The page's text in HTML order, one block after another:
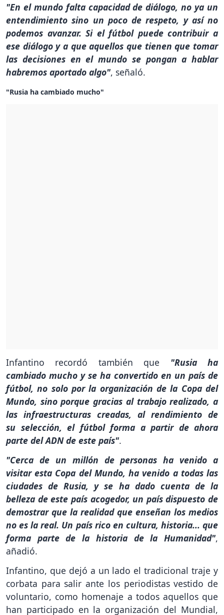
"En el mundo falta capacidad de diálogo, no ya un
entendimiento sino un poco de respeto, y así no
podemos avanzar. Si el fútbol puede contribuir a
ese diálogo y a que aquellos que tienen que tomar
las decisiones en el mundo se pongan a hablar
habremos aportado algo", señaló.
"Rusia ha cambiado mucho"
Infantino recordó también que "Rusia ha
cambiado mucho y se ha convertido en un país de
fútbol, no solo por la organización de la Copa del
Mundo, sino porque gracias al trabajo realizado, a
las infraestructuras creadas, al rendimiento de
su selección, el fútbol forma a partir de ahora
parte del ADN de este país".
"Cerca de un millón de personas ha venido a
visitar esta Copa del Mundo, ha venido a todas las
ciudades de Rusia, y se ha dado cuenta de la
belleza de este país acogedor, un país dispuesto de
demostrar que la realidad que enseñan los medios
no es la real. Un país rico en cultura, historia... que
forma parte de la historia de la Humanidad",
añadió.
Infantino, que dejó a un lado el tradicional traje y
corbata para salir ante los periodistas vestido de
voluntario, como homenaje a todos aquellos que
han participado en la organización del Mundial,